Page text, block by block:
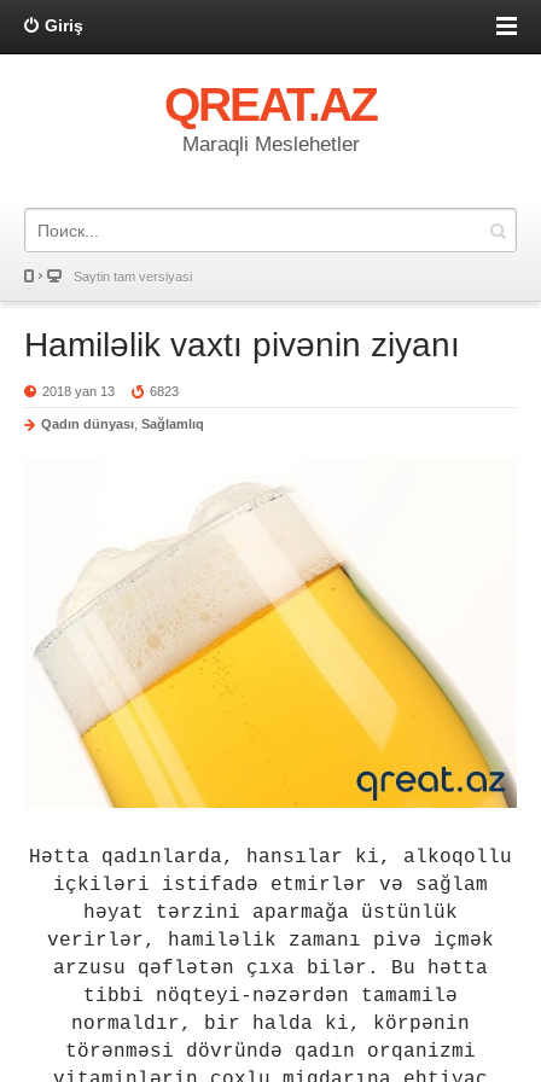
Giriş
QREAT.AZ
Maraqli Meslehetler
Saytin tam versiyasi
Hamiləlik vaxtı pivənin ziyanı
2018 yan 13 6823
Qadın dünyası Sağlamlıq
Hətta qadınlarda, hansılar ki, alkoqollu
içkiləri istifadə etmirlər və sağlam
həyat tərzini aparmağa üstünlük
verirlər, hamiləlik zamanı pivə içmək
arzusu qəflətən çıxa bilər. Bu hətta
tibbi nöqteyi-nəzərdən tamamilə
normaldır, bir halda ki, körpənin
törənməsi dövründə qadın orqanizmi